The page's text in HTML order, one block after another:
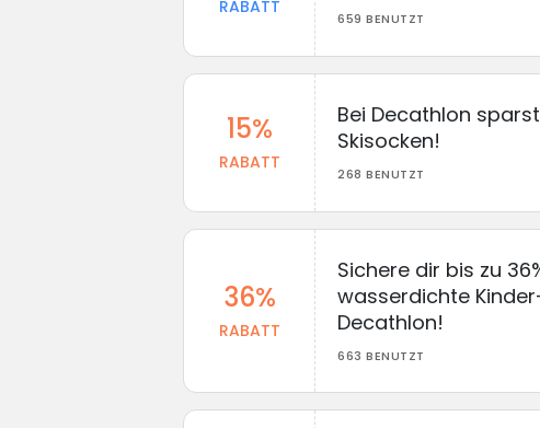
RABATT
659 BENUTZT
15%
RABATT
Bei Decathlon
Skisocken!
268 BENUTZT
36%
RABATT
Sichere dir bis zu
wasserdichte
Decathlon!
663 BENUTZT